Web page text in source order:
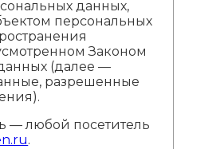
данных,
персональных
Законом
(далее —
разрешенные
— любой посетитель
.